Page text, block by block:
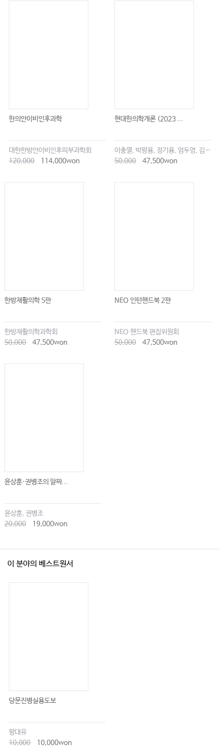
한의안이비인후과학
대한한방안이비인후피부과학회
120,000
114,000won
현대한의학개론 (2023 ...
이충열, 박왕용, 정기용, 엄두영, 김창업
50,000
47,500won
한방재활의학 5판
한방재활의학과학회
50,000
47,500won
NEO 인턴핸드북 2판
NEO 핸드북 편집위원회
50,000
47,500won
윤상훈·권병조의 알짜...
윤상훈, 권병조
20,000
19,000won
이 분야의 베스트원서
당문진병실용도보
왕대유
10,000
10,000won